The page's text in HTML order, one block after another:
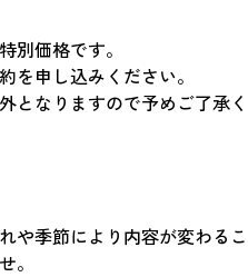
別価格です。
を申し込みください。
となりますので予めご了承く
や季節により内容が変わるこ
。